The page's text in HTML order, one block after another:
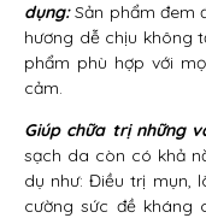
dụng:Sản phẩm đem
hương dễ chịu không
phẩm phù hợp với
cảm.
Giúp chữa trị những
sạch da còn có khả
dụ như: Điều trị mụn,
cường sức đề kháng